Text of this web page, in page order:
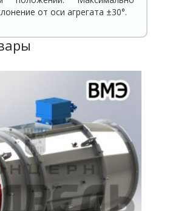
от оси агрегата ±30°.